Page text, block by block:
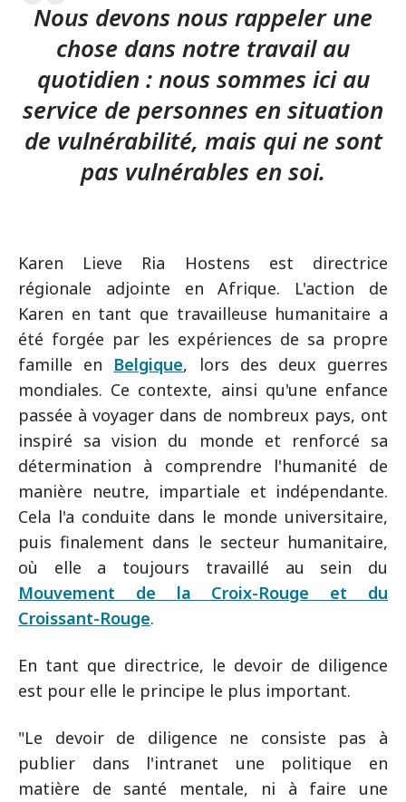
Nous devons nous rappeler une
chose dans notre travail au
quotidien : nous sommes ici au
service de personnes en situation
de vulnérabilité, mais qui ne sont
pas vulnérables en soi.
Karen Lieve Ria Hostens est directrice
régionale adjointe en Afrique. L'action de
Karen en tant que travailleuse humanitaire a
été forgée par les expériences de sa propre
famille en Belgique, lors des deux guerres
mondiales. Ce contexte, ainsi qu'une enfance
passée à voyager dans de nombreux pays, ont
inspiré sa vision du monde et renforcé sa
détermination à comprendre l'humanité de
manière neutre, impartiale et indépendante.
Cela l'a conduite dans le monde universitaire,
puis finalement dans le secteur humanitaire,
où elle a toujours travaillé au sein du
Mouvement de la Croix-Rouge et du
Croissant-Rouge.
En tant que directrice, le devoir de diligence
est pour elle le principe le plus important.
"Le devoir de diligence ne consiste pas à
publier dans l'intranet une politique en
matière de santé mentale, ni à faire une